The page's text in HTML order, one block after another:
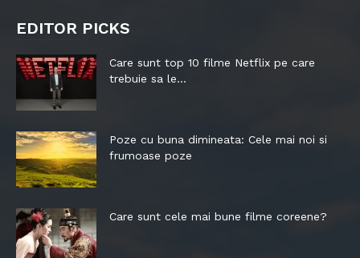
EDITOR PICKS
Care sunt top 10 filme Netflix pe care
trebuie sa le...
Poze cu buna dimineata: Cele mai noi si
frumoase poze
Care sunt cele mai bune filme coreene?